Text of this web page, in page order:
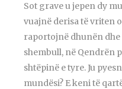
Sot grave u jepen dy
vuajnë derisa të vriten
raportojnë dhunën
shembull, në Qendrën
shtëpinë e tyre. Ju
mundësi? E keni të